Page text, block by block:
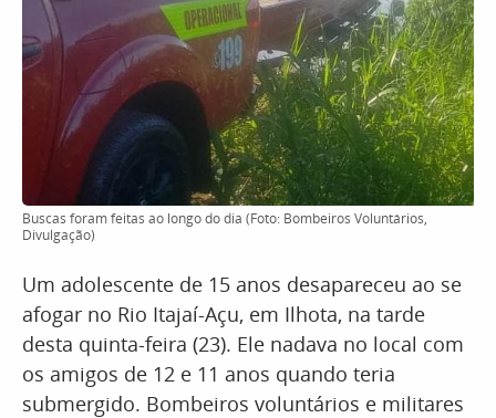
Buscas foram feitas ao longo do dia (Foto: Bombeiros Voluntários,
Divulgação)
Um adolescente de 15 anos desapareceu ao se
afogar no Rio Itajaí-Açu, em Ilhota, na tarde
desta quinta-feira (23). Ele nadava no local com
os amigos de 12 e 11 anos quando teria
submergido. Bombeiros voluntários e militares